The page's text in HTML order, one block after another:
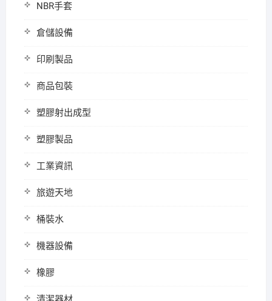
NBR手套
倉儲設備
印刷製品
商品包裝
塑膠射出成型
塑膠製品
工業資訊
旅遊天地
桶裝水
機器設備
橡膠